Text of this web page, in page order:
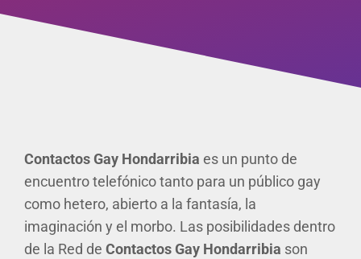
Contactos Gay Hondarribia es un punto de
encuentro telefónico tanto para un público gay
como hetero, abierto a la fantasía, la
imaginación y el morbo. Las posibilidades dentro
de la Red de Contactos Gay Hondarribia son